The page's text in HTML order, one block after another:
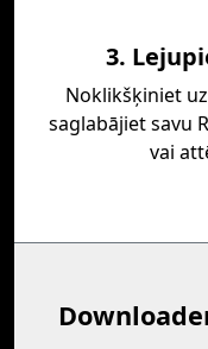
3.
Noklikšķiniet
saglabājiet savu
vai